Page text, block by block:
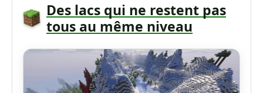
Des lacs qui ne restent pas
tous au même niveau